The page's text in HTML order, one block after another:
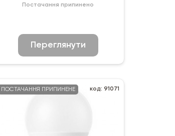
Постачання припинено
Переглянути
ПОСТАЧАННЯ ПРИПИНЕНЕ код: 91071